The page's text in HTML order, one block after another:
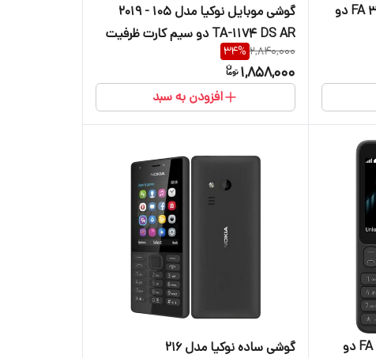
گوشی موبایل نوکیا مدل 3310 FA دو
گوشی موبایل نوکیا مدل 105 - 2019
TA-1174 DS AR دو سیم کارت ظرفیت
4 مگابایت و رم 4 مگابایت
2,840,000
34%
1,858,000
افزودن به سبد
گوشی موبایل نوکیا مدل 125 FA دو
گوشی ساده نوکیا مدل ۲۱۶